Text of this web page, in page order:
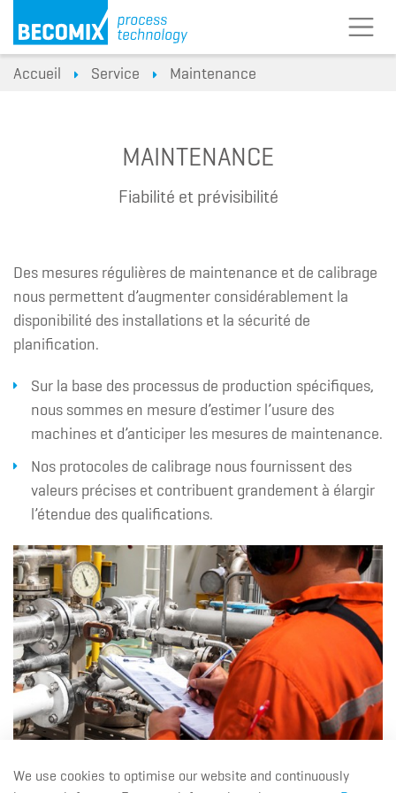
Accueil Service Maintenance
MAINTENANCE
Fiabilité et prévisibilité
Des mesures régulières de maintenance et de calibrage
nous permettent d’augmenter considérablement la
disponibilité des installations et la sécurité de
planification.
Sur la base des processus de production spécifiques,
nous sommes en mesure d’estimer l’usure des
machines et d’anticiper les mesures de maintenance.
Nos protocoles de calibrage nous fournissent des
valeurs précises et contribuent grandement à élargir
l’étendue des qualifications.
We use cookies to optimise our website and continuously